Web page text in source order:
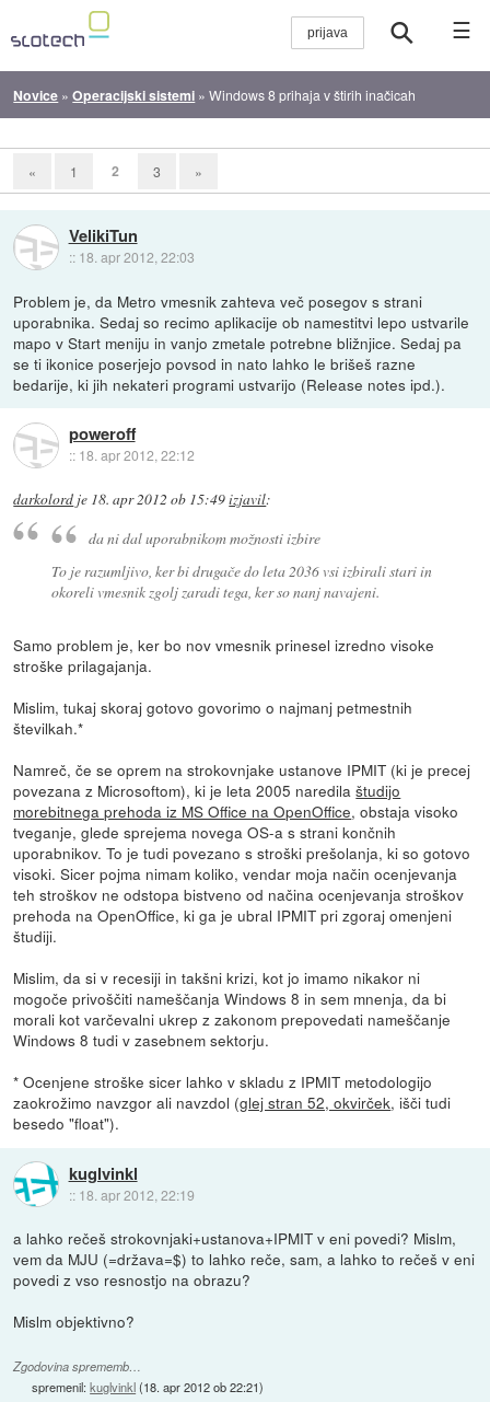
☰
Novice »Operacijski sistemi »Windows 8 prihaja v štirih inačicah
« 1 2 3 »
VelikiTun
:: 18. apr 2012, 22:03
Problem je, da Metro vmesnik zahteva več posegov s strani
uporabnika. Sedaj so recimo aplikacije ob namestitvi lepo ustvarile
mapo v Start meniju in vanjo zmetale potrebne bližnjice. Sedaj pa
se ti ikonice poserjejo povsod in nato lahko le brišeš razne
bedarije, ki jih nekateri programi ustvarijo (Release notes ipd.).
poweroff
:: 18. apr 2012, 22:12
darkolord je 18. apr 2012 ob 15:49izjavil:
da ni dal uporabnikom možnosti izbire
To je razumljivo, ker bi drugače do leta 2036 vsi izbirali stari in
okoreli vmesnik zgolj zaradi tega, ker so nanj navajeni.
Samo problem je, ker bo nov vmesnik prinesel izredno visoke
stroške prilagajanja.
Mislim, tukaj skoraj gotovo govorimo o najmanj petmestnih
številkah.*
Namreč, če se oprem na strokovnjake ustanove IPMIT (ki je precej
povezana z Microsoftom), ki je leta 2005 naredilaštudijo
morebitnega prehoda iz MS Office na OpenOffice, obstaja visoko
tveganje, glede sprejema novega OS-a s strani končnih
uporabnikov. To je tudi povezano s stroški prešolanja, ki so gotovo
visoki. Sicer pojma nimam koliko, vendar moja način ocenjevanja
teh stroškov ne odstopa bistveno od načina ocenjevanja stroškov
prehoda na OpenOffice, ki ga je ubral IPMIT pri zgoraj omenjeni
študiji.
Mislim, da si v recesiji in takšni krizi, kot jo imamo nikakor ni
mogoče privoščiti nameščanja Windows 8 in sem mnenja, da bi
morali kot varčevalni ukrep z zakonom prepovedati nameščanje
Windows 8 tudi v zasebnem sektorju.
* Ocenjene stroške sicer lahko v skladu z IPMIT metodologijo
zaokrožimo navzgor ali navzdol (glej stran 52, okvirček, išči tudi
besedo "float").
kuglvinkl
:: 18. apr 2012, 22:19
a lahko rečeš strokovnjaki+ustanova+IPMIT v eni povedi? Mislm,
vem da MJU (=država=$) to lahko reče, sam, a lahko to rečeš v eni
povedi z vso resnostjo na obrazu?
Mislm objektivno?
Zgodovina sprememb…
spremenil:kuglvinkl(18. apr 2012 ob 22:21)